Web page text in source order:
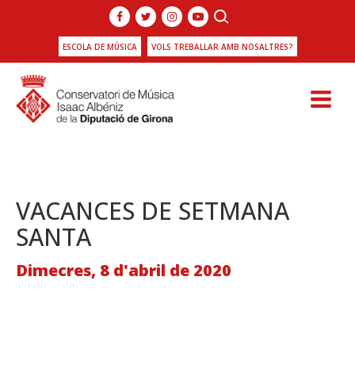
ESCOLA DE MÚSICA VOLS TREBALLAR AMB NOSALTRES?
VACANCES DE SETMANA
SANTA
Dimecres, 8 d'abril de 2020